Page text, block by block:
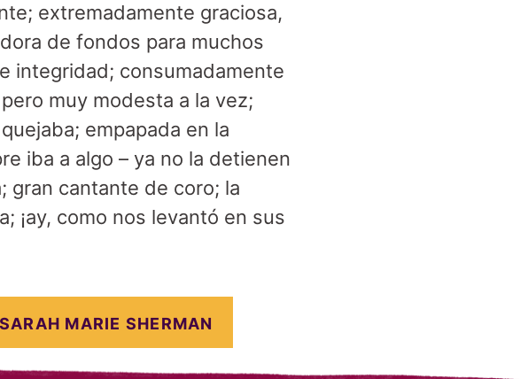
extremadamente graciosa,
de fondos para muchos
integridad; consumadamente
muy modesta a la vez;
empapada en la
iba a algo – ya no la detienen
gran cantante de coro; la
¡ay, como nos levantó en sus
MARIE SHERMAN